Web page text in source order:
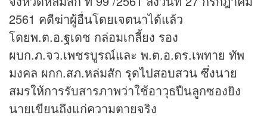
2561 คดีฆ่าผู้อื่นโดยเจตนาได้แล้ว
โดยพ.ต.อ.ฐเดช กล่อมเกลี้ยง รอง
ผบก.ภ.จว.เพชรบูรณ์และ พ.ต.อ.ดร.เพทาย ทัพ
มงคล ผกก.สภ.หล่มสัก รุดไปสอบสวน ซึ่งนาย
สมรให้การรับสารภาพว่าใช้อาวุธปืนลูกซองยิง
นายเขียนถึงแก่ความตายจริง